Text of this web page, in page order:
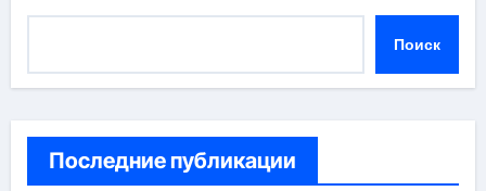
Поиск
Последние публикации